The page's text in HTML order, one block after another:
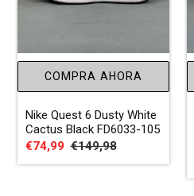
COMPRA AHORA
Nike Quest 6 Dusty White
Cactus Black FD6033-105
Precio
de
€74,99 Precio
habitual
€149,98